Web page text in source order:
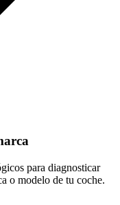
para diagnosticar
o modelo de tu coche.